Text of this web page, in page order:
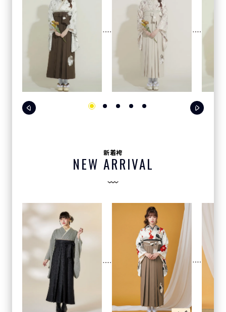
新着袴
NEW ARRIVAL